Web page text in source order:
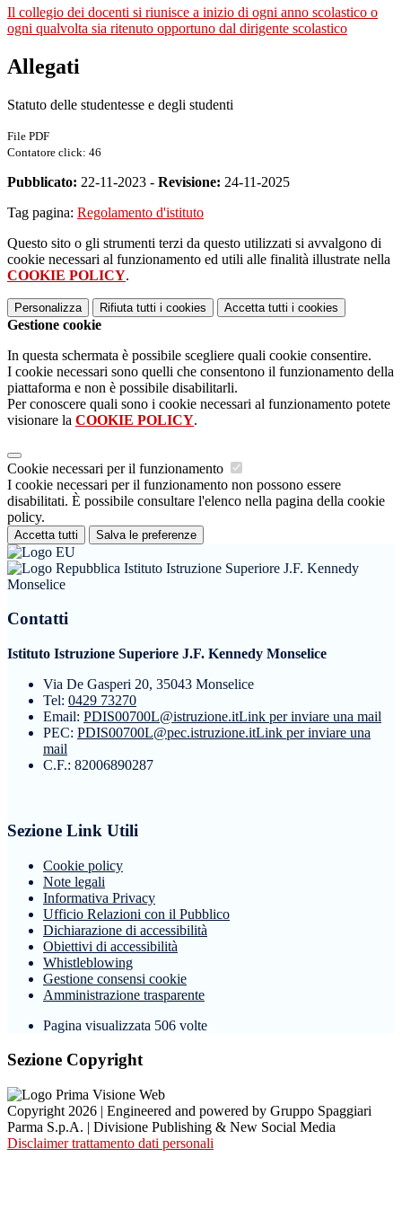
Il collegio dei docenti si riunisce a inizio di ogni anno scolastico o
ogni qualvolta sia ritenuto opportuno dal dirigente scolastico
Allegati
Statuto delle studentesse e degli studenti
File PDF
Contatore click: 46
Pubblicato: 22-11-2023 - Revisione: 24-11-2025
Tag pagina: Regolamento d'istituto
Questo sito o gli strumenti terzi da questo utilizzati si avvalgono di
cookie necessari al funzionamento ed utili alle finalità illustrate nella
COOKIE POLICY.
Personalizza Rifiuta tutti i cookies Accetta tutti i cookies
Gestione cookie
In questa schermata è possibile scegliere quali cookie consentire.
I cookie necessari sono quelli che consentono il funzionamento della
piattaforma e non è possibile disabilitarli.
Per conoscere quali sono i cookie necessari al funzionamento potete
visionare la COOKIE POLICY.
Cookie necessari per il funzionamento
I cookie necessari per il funzionamento non possono essere
disabilitati. È possibile consultare l'elenco nella pagina della cookie
policy.
Accetta tutti Salva le preferenze
Istituto Istruzione Superiore J.F. Kennedy
Monselice
Contatti
Istituto Istruzione Superiore J.F. Kennedy Monselice
Via De Gasperi 20, 35043 Monselice
Tel: 0429 73270
Email: PDIS00700L@istruzione.itLink per inviare una mail
PEC: PDIS00700L@pec.istruzione.itLink per inviare una
mail
C.F.: 82006890287
Sezione Link Utili
Cookie policy
Note legali
Informativa Privacy
Ufficio Relazioni con il Pubblico
Dichiarazione di accessibilità
Obiettivi di accessibilità
Whistleblowing
Gestione consensi cookie
Amministrazione trasparente
Pagina visualizzata 506 volte
Sezione Copyright
Copyright 2026 | Engineered and powered by Gruppo Spaggiari
Parma S.p.A. | Divisione Publishing & New Social Media
Disclaimer trattamento dati personali